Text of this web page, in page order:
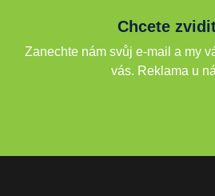
Chcete
Zanechte nám svůj e-mail a my
vás. Reklama u